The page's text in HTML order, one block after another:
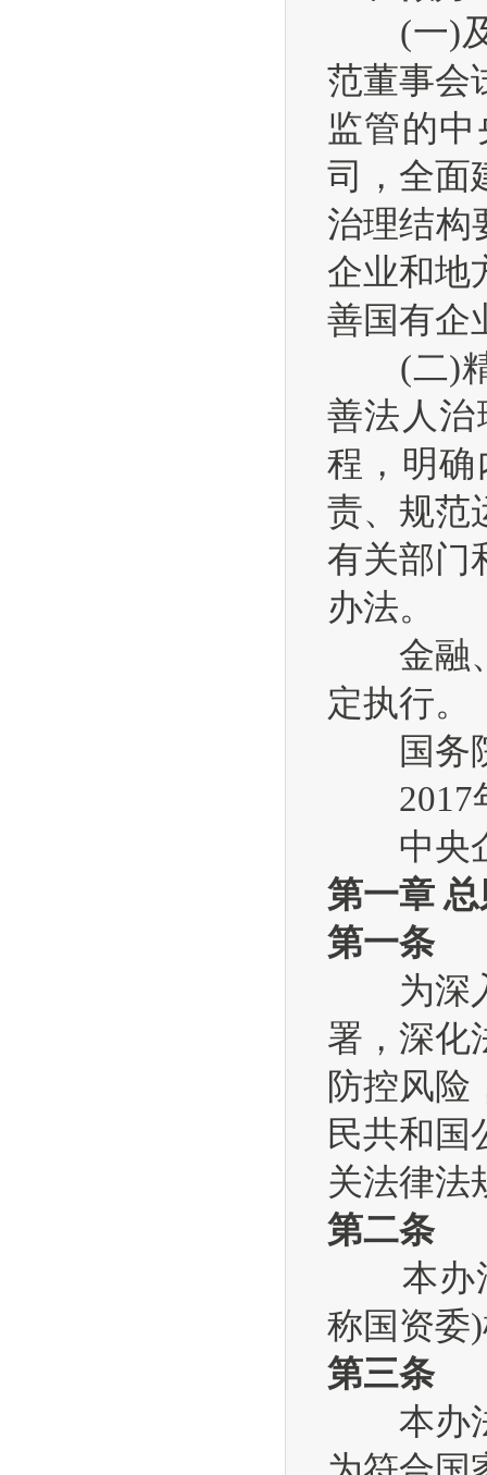
(一)及
范董事会
监管的
司，全面
治理结构
企业和地
善国有企
(二)精
善法人
程，明
责、规范
有关部门
办法。
金融、
定执行。
国务
2017
中央企
第一章
第一条
为深入
署，深化
防控风险
民共和国
关法律法
第二条
本办法
称国资委
第三条
本办法